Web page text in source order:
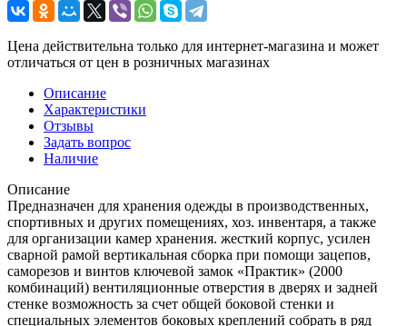
Цена действительна только для интернет-магазина и может
отличаться от цен в розничных магазинах
Описание
Характеристики
Отзывы
Задать вопрос
Наличие
Описание
Предназначен для хранения одежды в производственных,
спортивных и других помещениях, хоз. инвентаря, а также
для организации камер хранения. жесткий корпус, усилен
сварной рамой вертикальная сборка при помощи зацепов,
саморезов и винтов ключевой замок «Практик» (2000
комбинаций) вентиляционные отверстия в дверях и задней
стенке возможность за счет общей боковой стенки и
специальных элементов боковых креплений собрать в ряд